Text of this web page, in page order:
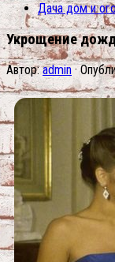
Дача дом и
Укрощение
Автор:admin ·